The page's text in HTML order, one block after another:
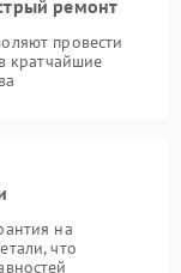
ремонт
провести
кратчайшие
на
что